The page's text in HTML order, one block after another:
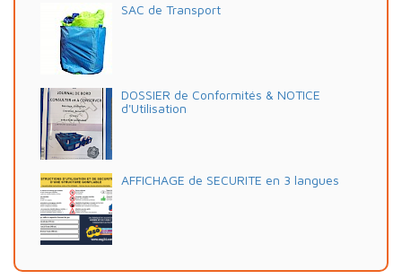
SAC de Transport
DOSSIER de Conformités & NOTICE
d'Utilisation
AFFICHAGE de SECURITE en 3 langues